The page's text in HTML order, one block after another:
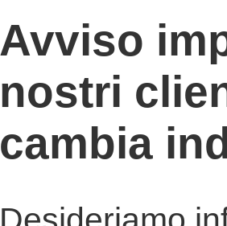
Avviso
nostri
cambia